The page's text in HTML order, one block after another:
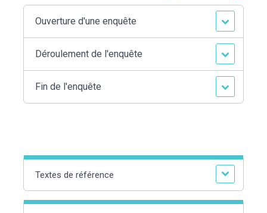
Ouverture d'une enquête
Déroulement de l'enquête
Fin de l'enquête
Textes de référence